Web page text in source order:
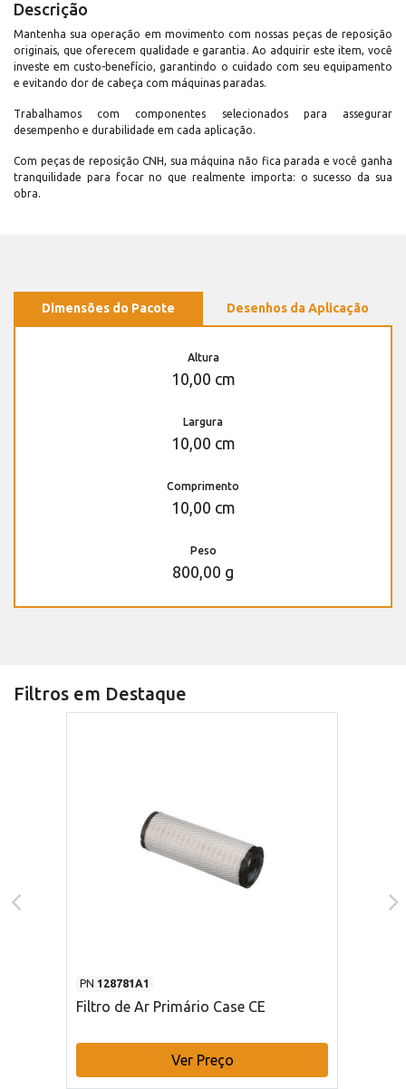
Descrição
Mantenha sua operação em movimento com nossas peças de reposição
originais, que oferecem qualidade e garantia. Ao adquirir este item, você
investe em custo-benefício, garantindo o cuidado com seu equipamento
e evitando dor de cabeça com máquinas paradas.
Trabalhamos com componentes selecionados para assegurar
desempenho e durabilidade em cada aplicação.
Com peças de reposição CNH, sua máquina não fica parada e você ganha
tranquilidade para focar no que realmente importa: o sucesso da sua
obra.
Dimensões do Pacote Desenhos da Aplicação
Altura
10,00 cm
Largura
10,00 cm
Comprimento
10,00 cm
Peso
800,00 g
Filtros em Destaque
PN 128781A1
Filtro de Ar Primário Case CE
Ver Preço